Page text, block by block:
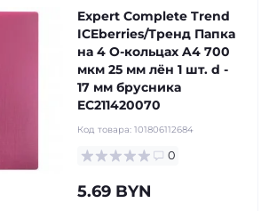
Expert Complete Trend
ICEberries/Тренд Папка
на 4 О-кольцах A4 700
мкм 25 мм лён 1 шт. d -
17 мм брусника
EC211420070
Код товара: 101806112684
0
5.69 BYN